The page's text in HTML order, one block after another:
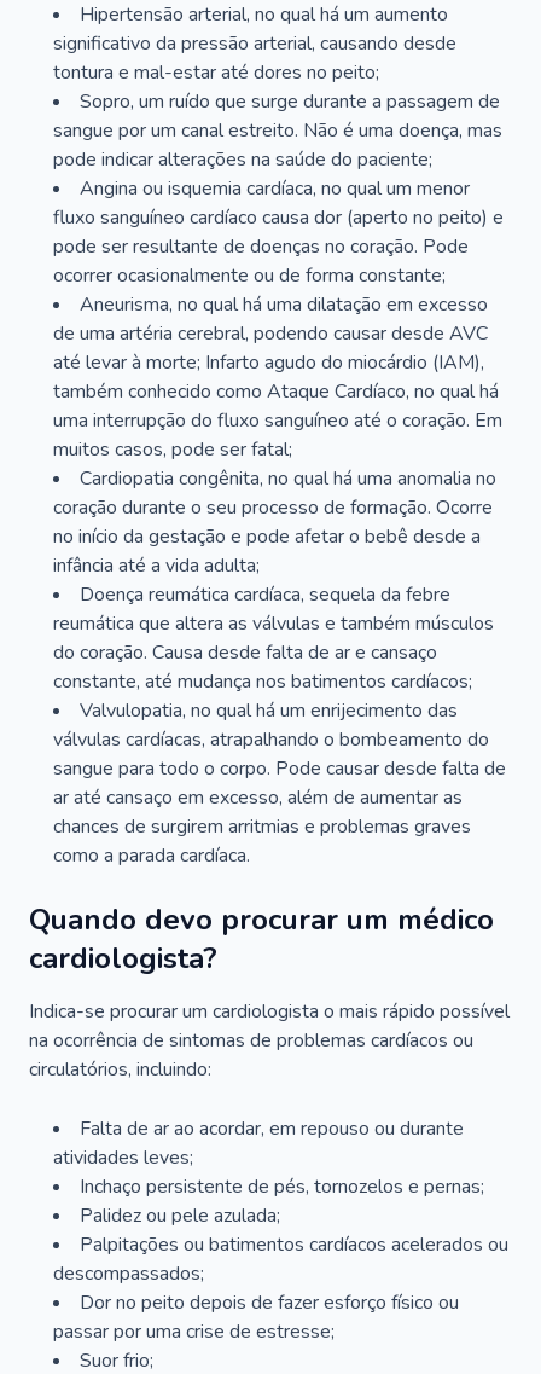
Hipertensão arterial, no qual há um aumento
significativo da pressão arterial, causando desde
tontura e mal-estar até dores no peito;
Sopro, um ruído que surge durante a passagem de
sangue por um canal estreito. Não é uma doença, mas
pode indicar alterações na saúde do paciente;
Angina ou isquemia cardíaca, no qual um menor
fluxo sanguíneo cardíaco causa dor (aperto no peito) e
pode ser resultante de doenças no coração. Pode
ocorrer ocasionalmente ou de forma constante;
Aneurisma, no qual há uma dilatação em excesso
de uma artéria cerebral, podendo causar desde AVC
até levar à morte; Infarto agudo do miocárdio (IAM),
também conhecido como Ataque Cardíaco, no qual há
uma interrupção do fluxo sanguíneo até o coração. Em
muitos casos, pode ser fatal;
Cardiopatia congênita, no qual há uma anomalia no
coração durante o seu processo de formação. Ocorre
no início da gestação e pode afetar o bebê desde a
infância até a vida adulta;
Doença reumática cardíaca, sequela da febre
reumática que altera as válvulas e também músculos
do coração. Causa desde falta de ar e cansaço
constante, até mudança nos batimentos cardíacos;
Valvulopatia, no qual há um enrijecimento das
válvulas cardíacas, atrapalhando o bombeamento do
sangue para todo o corpo. Pode causar desde falta de
ar até cansaço em excesso, além de aumentar as
chances de surgirem arritmias e problemas graves
como a parada cardíaca.
Quando devo procurar um médico
cardiologista?
Indica-se procurar um cardiologista o mais rápido possível
na ocorrência de sintomas de problemas cardíacos ou
circulatórios, incluindo:
Falta de ar ao acordar, em repouso ou durante
atividades leves;
Inchaço persistente de pés, tornozelos e pernas;
Palidez ou pele azulada;
Palpitações ou batimentos cardíacos acelerados ou
descompassados;
Dor no peito depois de fazer esforço físico ou
passar por uma crise de estresse;
Suor frio;